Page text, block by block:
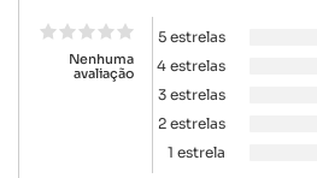
Nenhuma
avaliação
5 estrelas
4 estrelas
3 estrelas
2 estrelas
1 estrela